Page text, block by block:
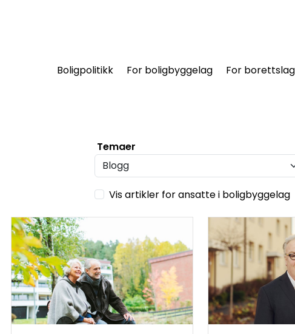
Boligpolitikk For boligbyggelag For
Temaer
Vis artikler for ansatte i boligbyggelag